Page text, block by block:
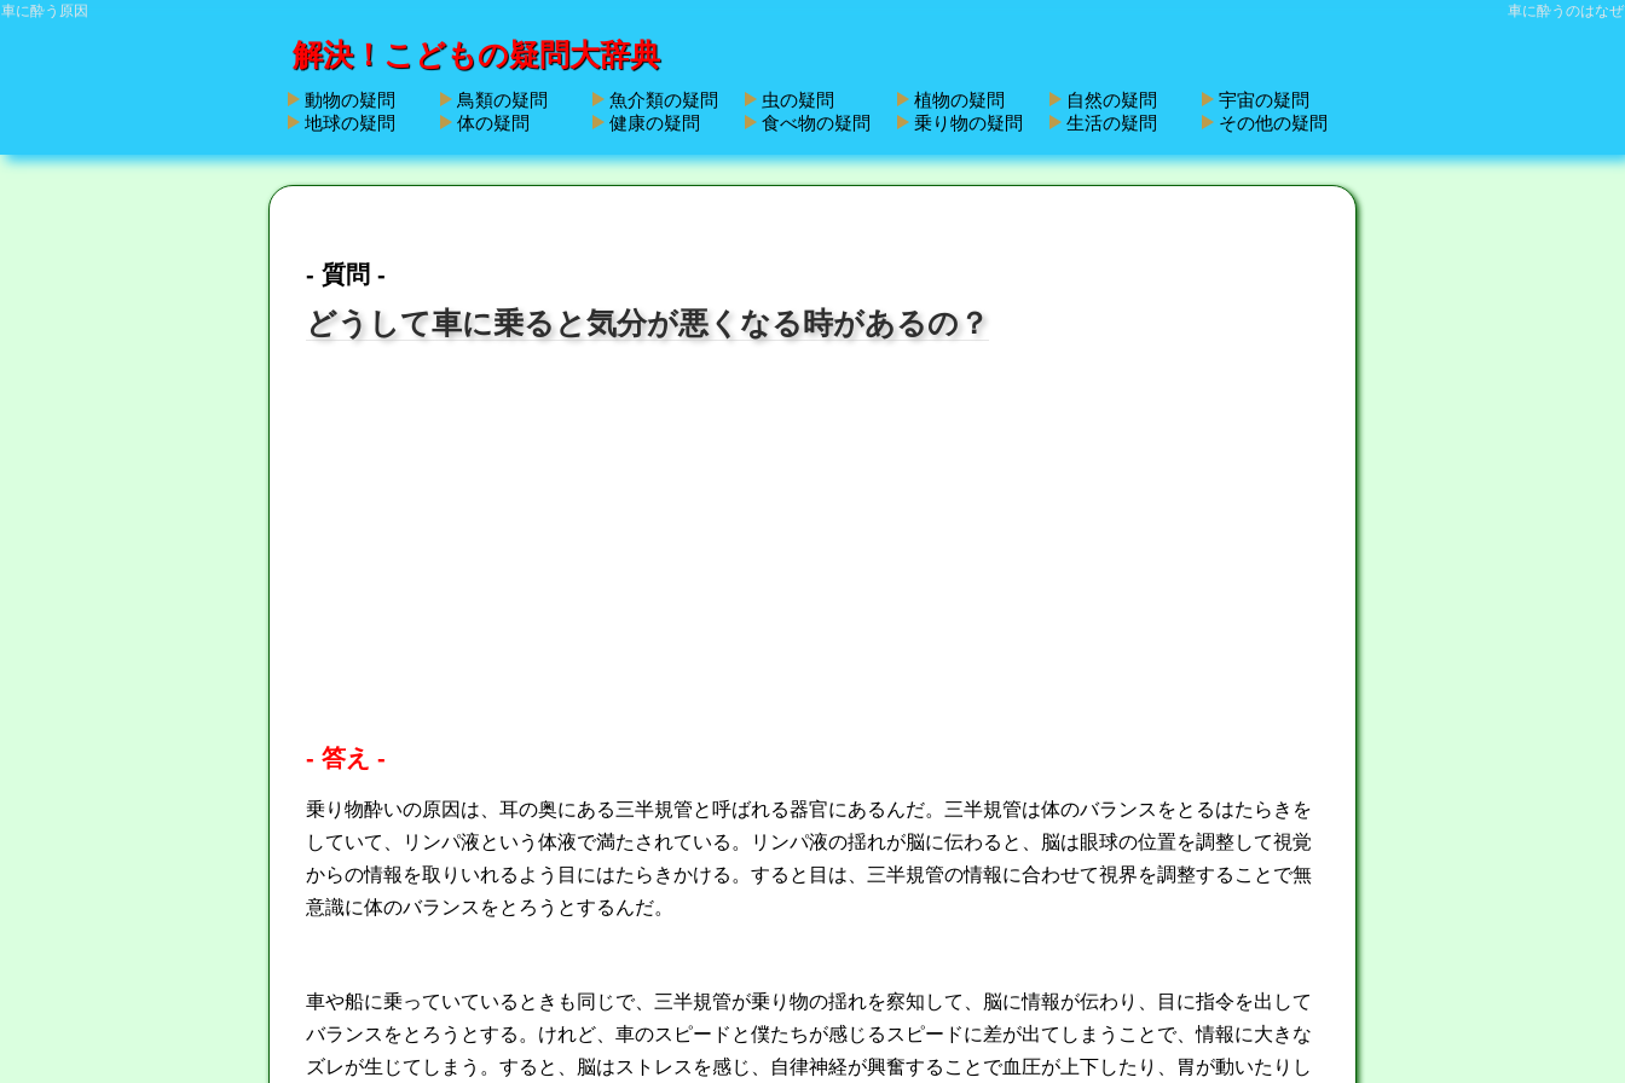
車に酔う原因 車に酔うのはなぜ
解決！こどもの疑問大辞典
動物の疑問 鳥類の疑問 魚介類の疑問 虫の疑問 植物の疑問 自然の疑問
宇宙の疑問
地球の疑問
体の疑問 健康の疑問 食べ物の疑問 乗り物の疑問 生活の疑問 その他の疑問
- 質問 -
どうして車に乗ると気分が悪くなる時があるの？
- 答え -
乗り物酔いの原因は、耳の奥にある三半規管と呼ばれる器官にあるんだ。三半規管は体のバランスをとるはたらきを
していて、リンパ液という体液で満たされている。リンパ液の揺れが脳に伝わると、脳は眼球の位置を調整して視覚
からの情報を取りいれるよう目にはたらきかける。すると目は、三半規管の情報に合わせて視界を調整することで無
意識に体のバランスをとろうとするんだ。
車や船に乗っていているときも同じで、三半規管が乗り物の揺れを察知して、脳に情報が伝わり、目に指令を出して
バランスをとろうとする。けれど、車のスピードと僕たちが感じるスピードに差が出てしまうことで、情報に大きな
ズレが生じてしまう。すると、脳はストレスを感じ、自律神経が興奮することで血圧が上下したり、胃が動いたりし